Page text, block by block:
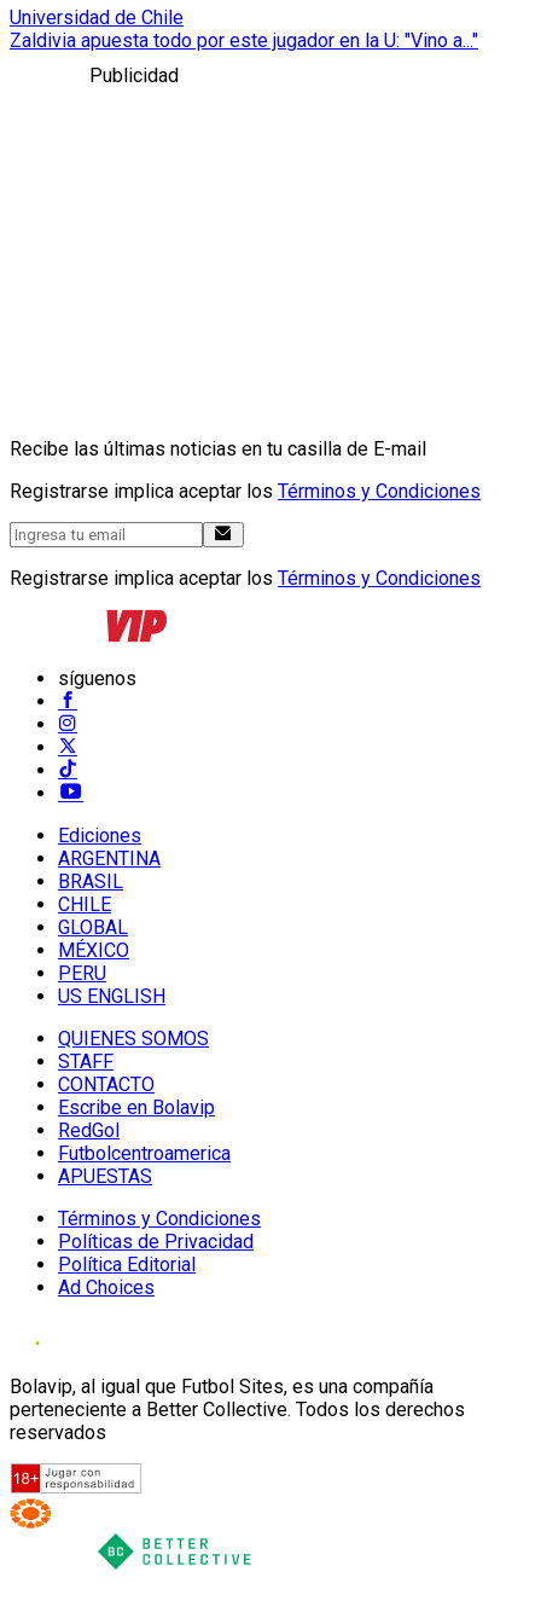
Universidad de Chile
Zaldivia apuesta todo por este jugador en la U: "Vino a..."
Publicidad
Recibe las últimas noticias en tu casilla de E-mail
Registrarse implica aceptar los Términos y Condiciones
Registrarse implica aceptar los Términos y Condiciones
síguenos
Ediciones
ARGENTINA
BRASIL
CHILE
GLOBAL
MÉXICO
PERU
US ENGLISH
QUIENES SOMOS
STAFF
CONTACTO
Escribe en Bolavip
RedGol
Futbolcentroamerica
APUESTAS
Términos y Condiciones
Políticas de Privacidad
Política Editorial
Ad Choices
Bolavip, al igual que Futbol Sites, es una compañía
perteneciente a Better Collective. Todos los derechos
reservados